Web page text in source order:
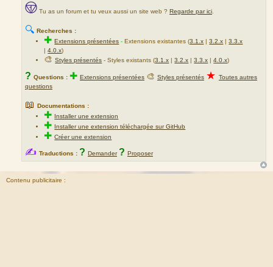
Tu as un forum et tu veux aussi un site web ? Regarde par ici
🔍 Recherches :
✚Extensions présentées -Extensions existantes (3.1.x |3.2.x |3.3.x
|4.0.x)
🎨Styles présentés - Styles existants (3.1.x |3.2.x |3.3.x |4.0.x)
? Questions : ✚ Extensions présentées 🎨 Styles présentés ★ Toutes autres
questions
📖 Documentations :
✚ Installer une extension
✚ Installer une extension téléchargée sur GitHub
✚Créer une extension
✍ Traductions : ? Demander ? Proposer
Contenu publicitaire :